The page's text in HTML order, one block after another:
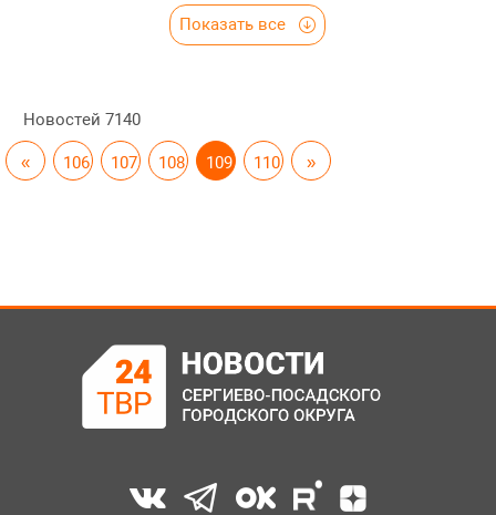
Показать все
Новостей 7140
« 106 107 108 109 110 »